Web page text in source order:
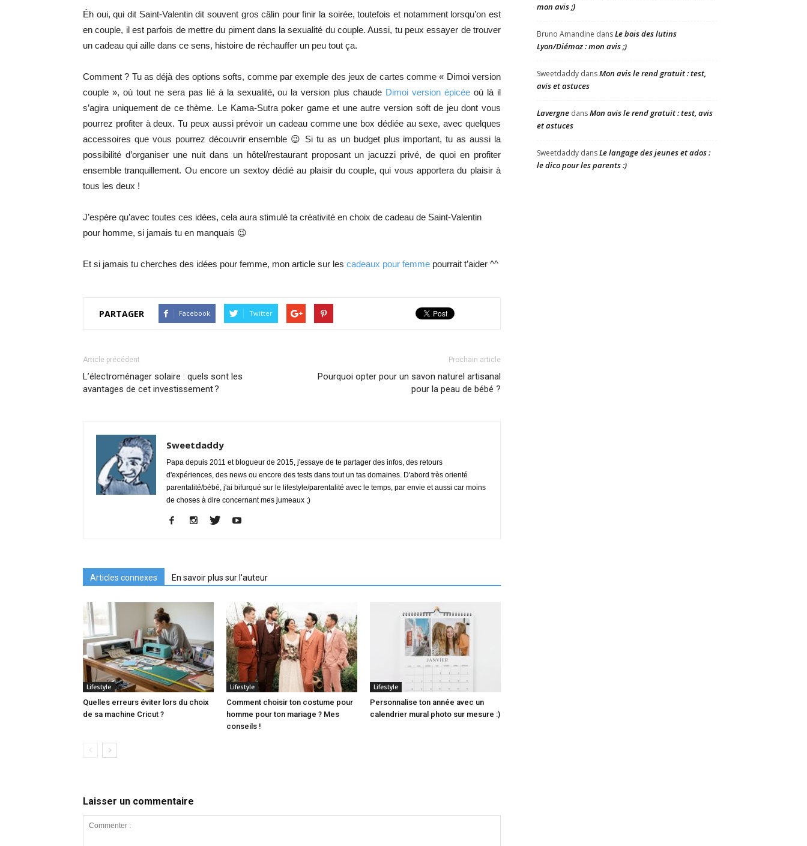
Éh oui, qui dit Saint-Valentin dit souvent gros câlin pour finir la soirée, toutefois et notamment lorsqu’on est
en couple, il est parfois de mettre du piment dans la sexualité du couple. Aussi, tu peux essayer de trouver
un cadeau qui aille dans ce sens, histoire de réchauffer un peu tout ça.
Comment ? Tu as déjà des options softs, comme par exemple des jeux de cartes comme « Dimoi version
couple », où tout ne sera pas lié à la sexualité, ou la version plus chaude Dimoi version épicée où là il
s’agira uniquement de ce thème. Le Kama-Sutra poker game et une autre version soft de jeu dont vous
pourrez profiter à deux. Tu peux aussi prévoir un cadeau comme une box dédiée au sexe, avec quelques
accessoires que vous pourrez découvrir ensemble 😉 Si tu as un budget plus important, tu as aussi la
possibilité d’organiser une nuit dans un hôtel/restaurant proposant un jacuzzi privé, de quoi en profiter
ensemble tranquillement. Ou encore un sextoy dédié au plaisir du couple, qui vous apportera du plaisir à
tous les deux !
J’espère qu’avec toutes ces idées, cela aura stimulé ta créativité en choix de cadeau de Saint-Valentin
pour homme, si jamais tu en manquais 😉
Et si jamais tu cherches des idées pour femme, mon article sur les cadeaux pour femme pourrait t’aider ^^
PARTAGER Facebook Twitter
Article précédent
L’électroménager solaire : quels sont les
avantages de cet investissement ?
Prochain article
Pourquoi opter pour un savon naturel artisanal
pour la peau de bébé ?
Sweetdaddy
Papa depuis 2011 et blogueur de 2015, j'essaye de te partager des infos, des retours
d'expériences, des news ou encore des tests dans tout un tas domaines. D'abord très orienté
parentalité/bébé, j'ai bifurqué sur le lifestyle/parentalité avec le temps, par envie et aussi car moins
de choses à dire concernant mes jumeaux ;)
Articles connexes En savoir plus sur l'auteur
Lifestyle
Quelles erreurs éviter lors du choix
de sa machine Cricut ?
Lifestyle
Comment choisir ton costume pour
homme pour ton mariage ? Mes
conseils !
Lifestyle
Personnalise ton année avec un
calendrier mural photo sur mesure :)
Laisser un commentaire
mon avis ;)
Bruno Amandine dansLe bois des lutins
Lyon/Diémoz : mon avis ;)
Sweetdaddy dansMon avis le rend gratuit : test,
avis et astuces
Lavergne dansMon avis le rend gratuit : test, avis
et astuces
Sweetdaddy dansLe langage des jeunes et ados :
le dico pour les parents :)